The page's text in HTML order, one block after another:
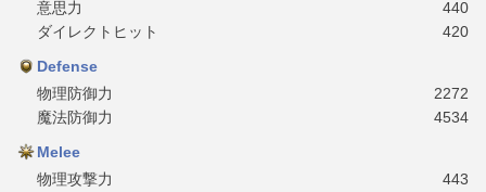
意思力
440
ダイレクトヒット
420
Defense
物理防御力
2272
魔法防御力
4534
Melee
物理攻撃力
443